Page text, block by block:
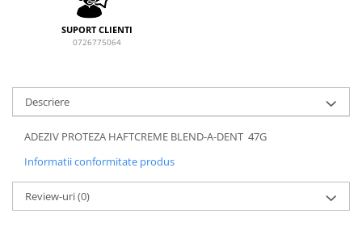
SUPORT CLIENTI
0726775064
Descriere
ADEZIV PROTEZA HAFTCREME BLEND-A-DENT 47G
Informatii conformitate produs
Review-uri(0)